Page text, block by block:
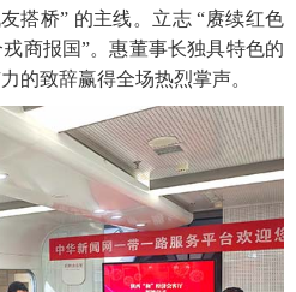
搭桥” 的主线。立志 “赓续红色
商报国”。惠董事长独具特色的
的致辞赢得全场热烈掌声。